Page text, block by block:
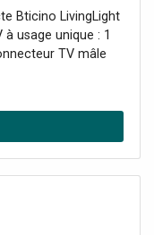
Bticino LivingLight
usage unique : 1
TV mâle
type F Montures
- LN4704 et